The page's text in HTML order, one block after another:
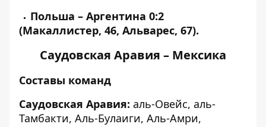
Польша – Аргентина 0:2
(Макаллистер, 46, Альварес, 67).
Саудовская Аравия – Мексика
Составы команд
Саудовская Аравия: аль-Овейс, аль-
Тамбакти, Аль-Булаиги, Аль-Амри,